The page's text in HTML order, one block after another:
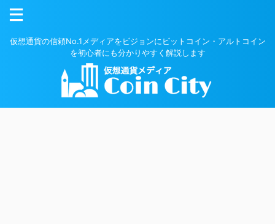
仮想通貨の信頼No.1メディアをビジョンにビットコイン・アルトコイン
を初心者にも分かりやすく解説します